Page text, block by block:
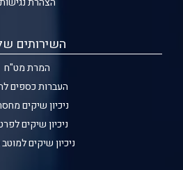
השירותים
המרת מט"ח
העברות כספים
ניכיון שיקים
ניכיון שיקים
ניכיון שיקים